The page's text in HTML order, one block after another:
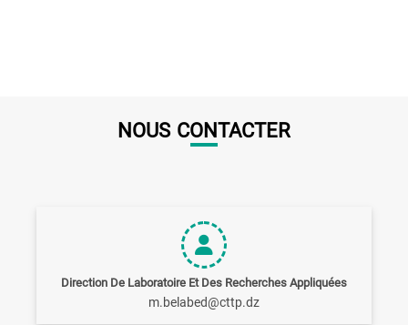
NOUS CONTACTER
Direction De Laboratoire Et Des Recherches Appliquées
m.belabed@cttp.dz